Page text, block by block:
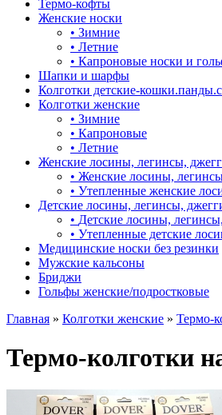
Термо-кофты
Женские носки
• Зимние
• Летние
• Капроновые носки и
Шапки и шарфы
Колготки детские-
Колготки женские
• Зимние
• Капроновые
• Летние
Женские лосины, легинсы,
• Женские лосины,
• Утепленные женские
Детские лосины, легинсы,
• Детские лосины,
• Утепленные детские
Медицинские носки без резинки
Мужские кальсоны
Бриджи
Гольфы женские/подростковые
Главная » Колготки женские » Термо-
Термо-колготки